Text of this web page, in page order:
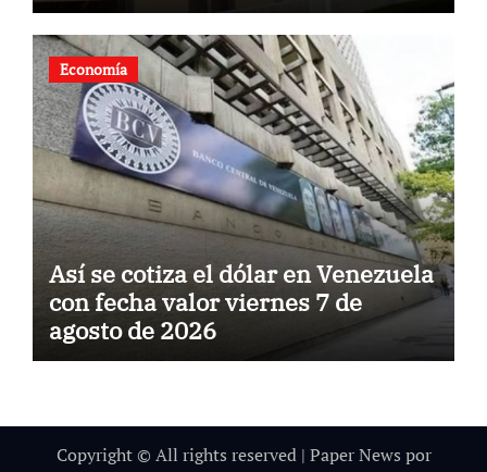
Economía
Así se cotiza el dólar en Venezuela
con fecha valor viernes 7 de
agosto de 2026
Copyright © All rights reserved | Paper News por